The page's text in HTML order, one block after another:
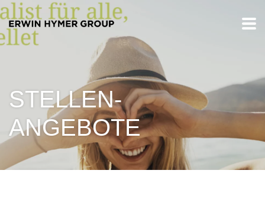
STELLEN-
ANGEBOTE